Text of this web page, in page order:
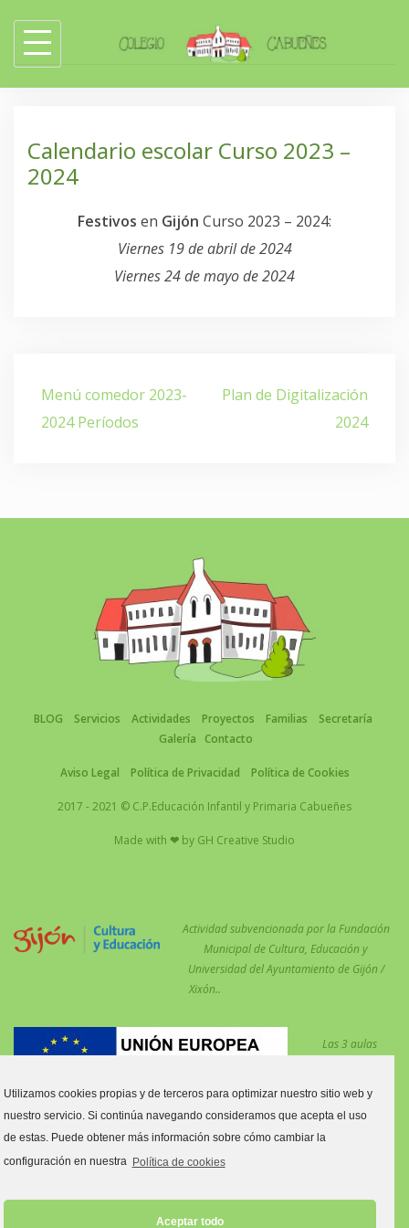
content
Calendario escolar Curso 2023 –
2024
Festivos en Gijón Curso 2023 – 2024:
Viernes 19 de abril de 2024
Viernes 24 de mayo de 2024
Navegación
de
entradas
Menú comedor 2023-
2024 Períodos
Plan de Digitalización
2024
BLOG Servicios Actividades Proyectos Familias
Secretaría
Galería
Contacto
Aviso Legal Política de Privacidad Política de Cookies
2017 - 2021 © C.P.Educación Infantil y Primaria Cabueñes
Made with ❤ by GH Creative Studio
Actividad subvencionada por la Fundación
Municipal de Cultura, Educación y
Universidad del Ayuntamiento de Gijón /
Xixón..
Las 3 aulas
reforzar las
medidas COVID están financiadas por el Fondo Social Europeo.
Estas aulas son:
Aula primero y segundo de Primaria C.
Utilizamos cookies propias y de terceros para optimizar nuestro sitio web y
nuestro servicio. Si continúa navegando consideramos que acepta el uso
de estas. Puede obtener más información sobre cómo cambiar la
configuración en nuestra Política de cookies
Aceptar todo